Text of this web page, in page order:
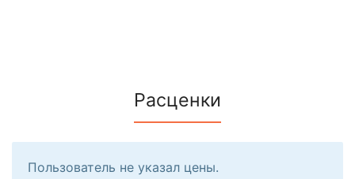
Расценки
Пользователь не указал цены.